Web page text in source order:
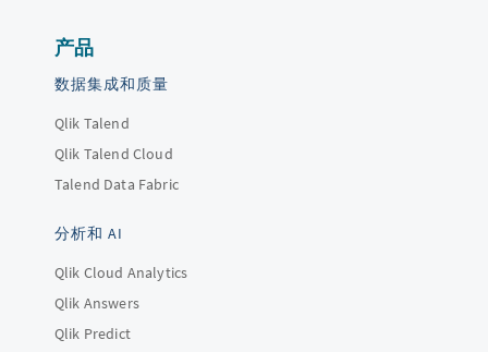
产品
数据集成和质量
Qlik Talend
Qlik Talend Cloud
Talend Data Fabric
分析和 AI
Qlik Cloud Analytics
Qlik Answers
Qlik Predict